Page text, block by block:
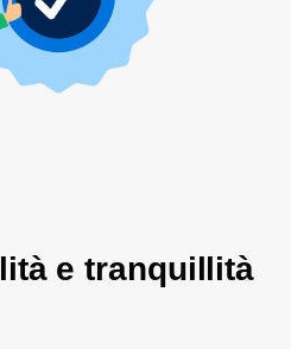
e tranquillità